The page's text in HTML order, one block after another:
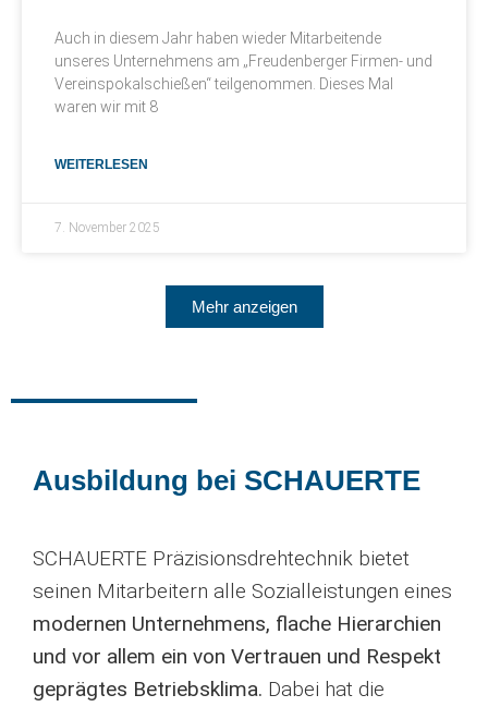
Auch in diesem Jahr haben wieder Mitarbeitende
unseres Unternehmens am „Freudenberger Firmen- und
Vereinspokalschießen“ teilgenommen. Dieses Mal
waren wir mit 8
WEITERLESEN
7. November 2025
Mehr anzeigen
Ausbildung bei SCHAUERTE
SCHAUERTE Präzisionsdrehtechnik bietet
seinen Mitarbeitern alle Sozialleistungen eines
modernen Unternehmens, flache Hierarchien
und vor allem ein von Vertrauen und Respekt
geprägtes Betriebsklima. Dabei hat die